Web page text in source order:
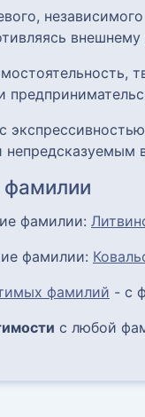
непредсказуемым
фамилии:
фамилии:
фамилий - с
с любой